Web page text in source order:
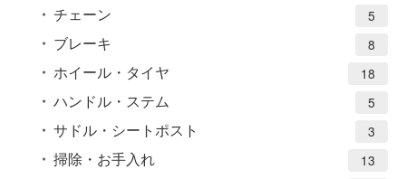
チェーン 5
ブレーキ 8
ホイール・タイヤ 18
ハンドル・ステム 5
サドル・シートポスト 3
掃除・お手入れ 13